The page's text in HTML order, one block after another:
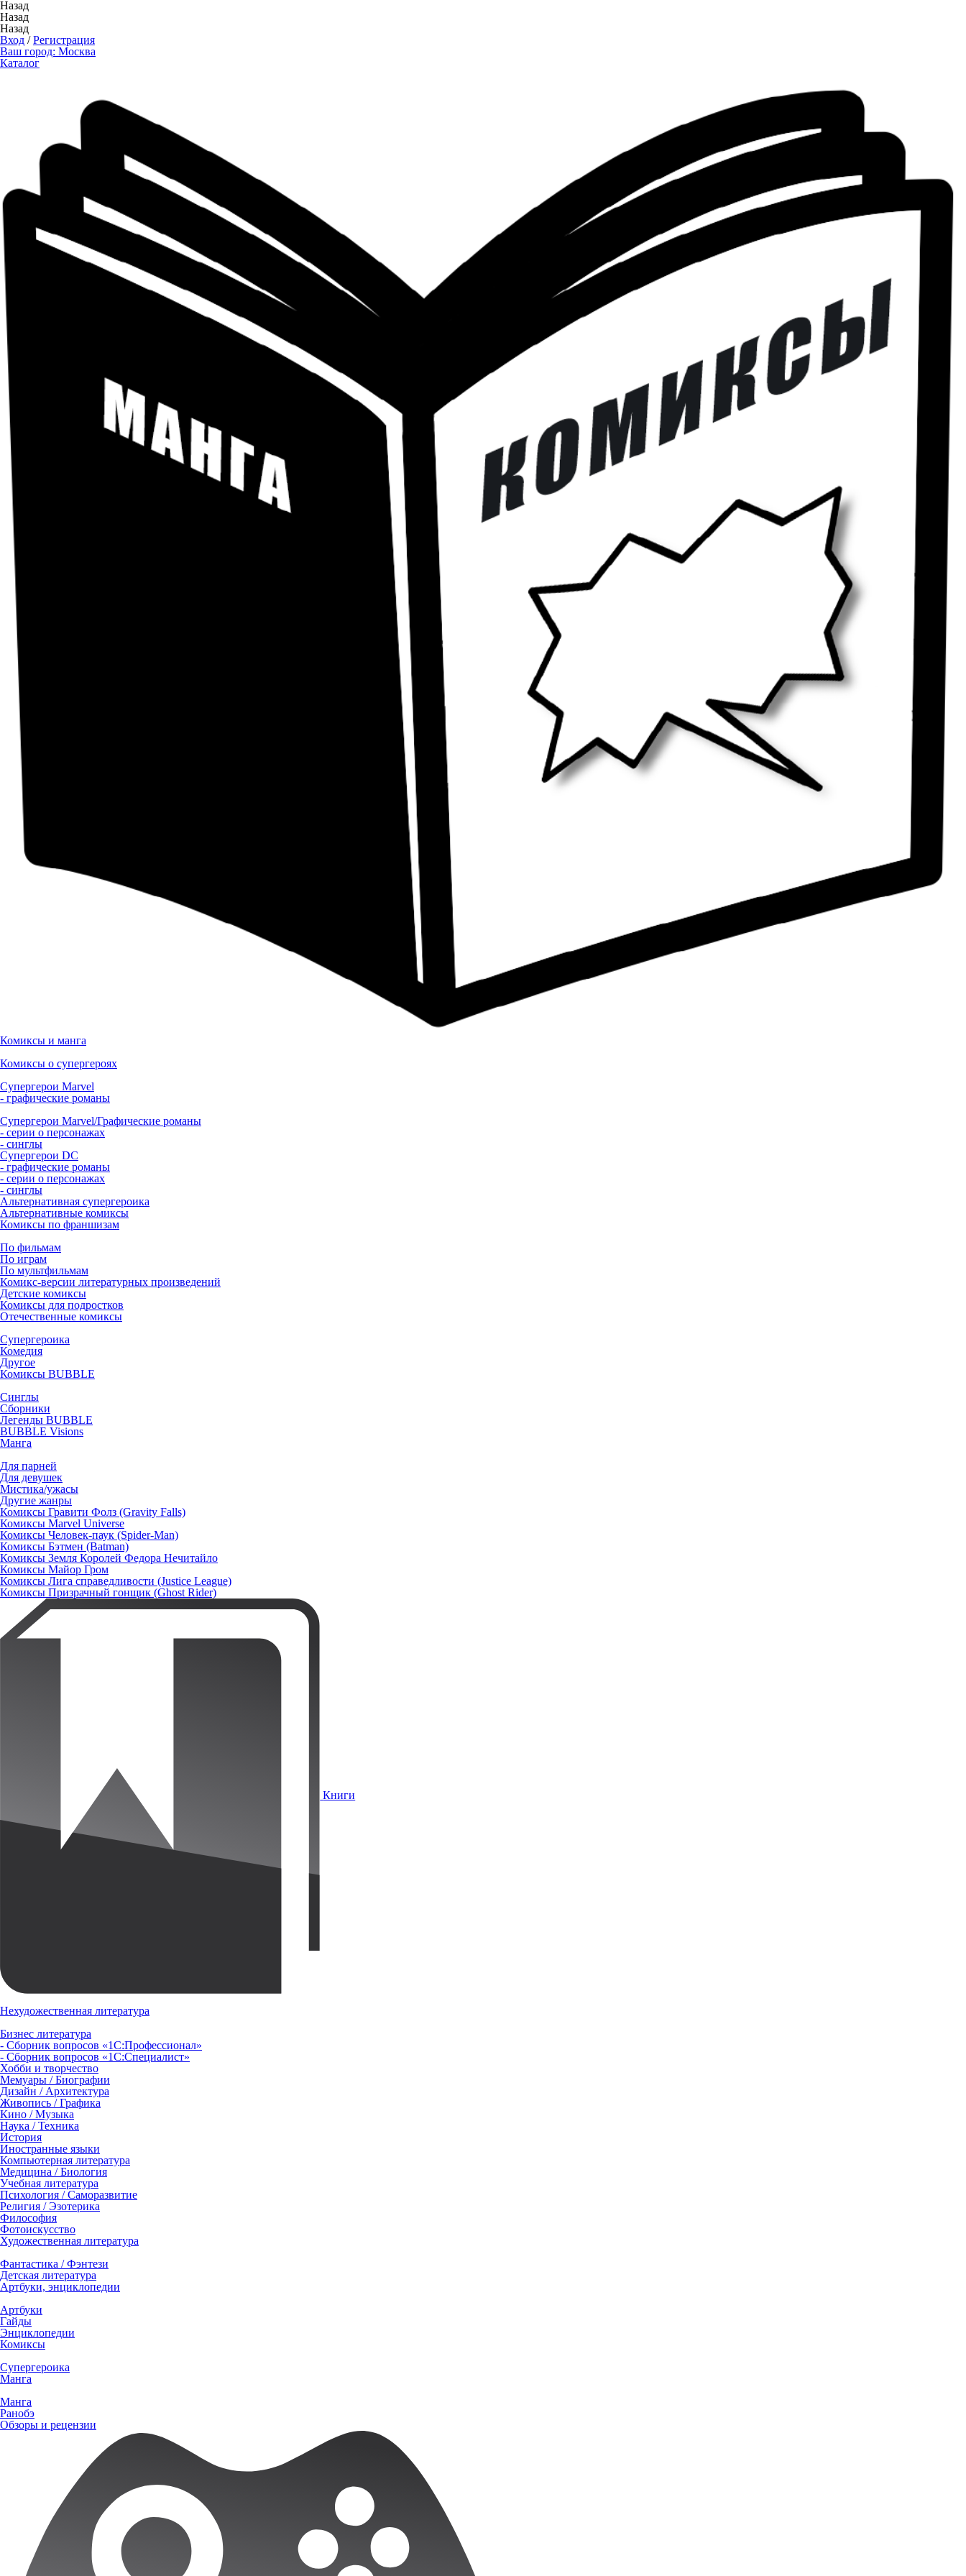
Назад
Назад
Назад
Вход /Регистрация
Ваш город: Москва
Каталог
Комиксы и манга
Комиксы о супергероях
Супергерои Marvel
- графические романы
Супергерои Marvel/Графические романы
- серии о персонажах
- синглы
Супергерои DC
- графические романы
- серии о персонажах
- синглы
Альтернативная супергероика
Альтернативные комиксы
Комиксы по франшизам
По фильмам
По играм
По мультфильмам
Комикс-версии литературных произведений
Детские комиксы
Комиксы для подростков
Отечественные комиксы
Супергероика
Комедия
Другое
Комиксы BUBBLE
Синглы
Сборники
Легенды BUBBLE
BUBBLE Visions
Манга
Для парней
Для девушек
Мистика/ужасы
Другие жанры
Комиксы Гравити Фолз (Gravity Falls)
Комиксы Marvel Universe
Комиксы Человек-паук (Spider-Man)
Комиксы Бэтмен (Batman)
Комиксы Земля Королей Федора Нечитайло
Комиксы Майор Гром
Комиксы Лига справедливости (Justice League)
Комиксы Призрачный гонщик (Ghost Rider)
Книги
Нехудожественная литература
Бизнес литература
- Сборник вопросов «1С:Профессионал»
- Сборник вопросов «1С:Специалист»
Хобби и творчество
Мемуары / Биографии
Дизайн / Архитектура
Живопись / Графика
Кино / Музыка
Наука / Техника
История
Иностранные языки
Компьютерная литература
Медицина / Биология
Учебная литература
Психология / Саморазвитие
Религия / Эзотерика
Философия
Фотоискусство
Художественная литература
Фантастика / Фэнтези
Детская литература
Артбуки, энциклопедии
Артбуки
Гайды
Энциклопедии
Комиксы
Супергероика
Манга
Манга
Ранобэ
Обзоры и рецензии